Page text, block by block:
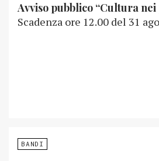
Avviso pubblico “Cultura
Scadenza ore 12.00 del 31
BANDI